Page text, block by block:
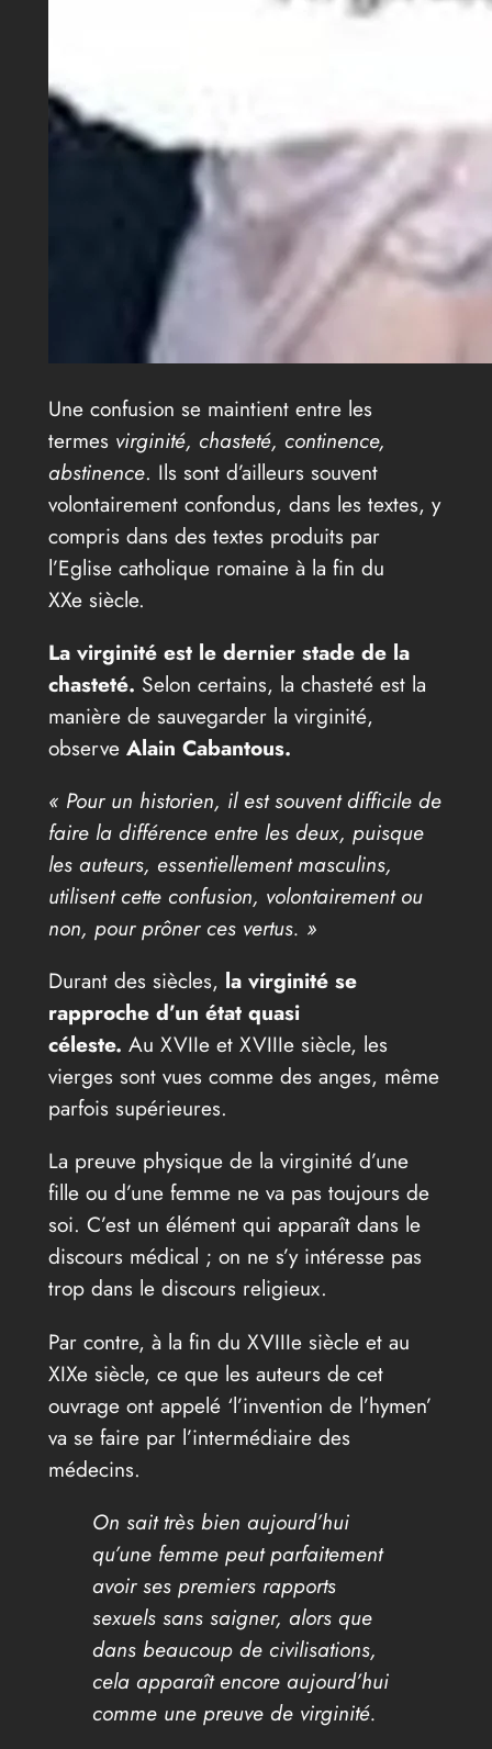
Une confusion se maintient entre les
termes virginité, chasteté, continence,
abstinence. Ils sont d’ailleurs souvent
volontairement confondus, dans les textes, y
compris dans des textes produits par
l’Eglise catholique romaine à la fin du
XXe siècle.
La virginité est le dernier stade de la
chasteté. Selon certains, la chasteté est la
manière de sauvegarder la virginité,
observe Alain Cabantous.
« Pour un historien, il est souvent difficile de
faire la différence entre les deux, puisque
les auteurs, essentiellement masculins,
utilisent cette confusion, volontairement ou
non, pour prôner ces vertus. »
Durant des siècles, la virginité se
rapproche d’un état quasi
céleste. Au XVIIe et XVIIIe siècle, les
vierges sont vues comme des anges, même
parfois supérieures.
La preuve physique de la virginité d’une
fille ou d’une femme ne va pas toujours de
soi. C’est un élément qui apparaît dans le
discours médical ; on ne s’y intéresse pas
trop dans le discours religieux.
Par contre, à la fin du XVIIIe siècle et au
XIXe siècle, ce que les auteurs de cet
ouvrage ont appelé ‘l’invention de l’hymen’
va se faire par l’intermédiaire des
médecins.
On sait très bien aujourd’hui
qu’une femme peut parfaitement
avoir ses premiers rapports
sexuels sans saigner, alors que
dans beaucoup de civilisations,
cela apparaît encore aujourd’hui
comme une preuve de virginité.